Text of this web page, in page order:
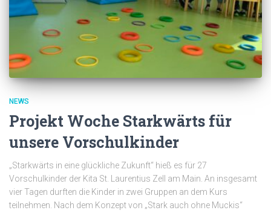
NEWS
Projekt Woche Starkwärts für
unsere Vorschulkinder
„Starkwärts in eine glückliche Zukunft“ hieß es für 27
Vorschulkinder der Kita St. Laurentius Zell am Main. An insgesamt
vier Tagen durften die Kinder in zwei Gruppen an dem Kurs
teilnehmen. Nach dem Konzept von „Stark auch ohne Muckis“